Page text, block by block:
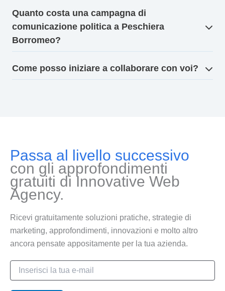
Quanto costa una campagna di
comunicazione politica a Peschiera
Borromeo?
Come posso iniziare a collaborare con voi?
Passa al livello successivo
con gli approfondimenti
gratuiti di Innovative Web
Agency.
Ricevi gratuitamente soluzioni pratiche, strategie di
marketing, approfondimenti, innovazioni e molto altro
ancora pensate appositamente per la tua azienda.